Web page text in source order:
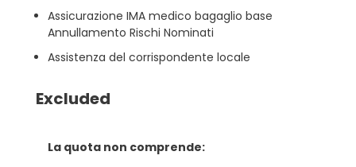
Assicurazione IMA medico bagaglio base
Annullamento Rischi Nominati
Assistenza del corrispondente locale
Excluded
La quota non comprende: